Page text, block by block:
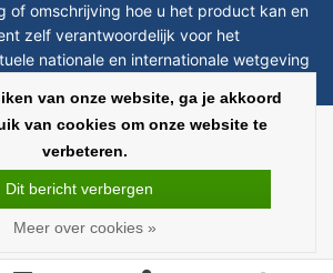
of omschrijving hoe u het product kan en
zelf verantwoordelijk voor het
nationale en internationale wetgeving
Discounter - All rights reserved - Theme by
zijn exclusief BTW
van onze website, ga je akkoord
van cookies om onze website te
verbeteren.
Dit bericht verbergen
Meer over cookies »